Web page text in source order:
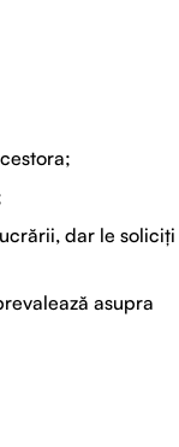
dar le soliciți
asupra